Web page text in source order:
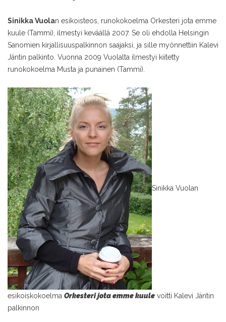
Sinikka Vuolan esikoisteos, runokokoelma Orkesteri jota emme
kuule (Tammi), ilmestyi keväällä 2007. Se oli ehdolla Helsingin
Sanomien kirjallisuuspalkinnon saajaksi, ja sille myönnettiin Kalevi
Jäntin palkinto. Vuonna 2009 Vuolalta ilmestyi kiitetty
runokokoelma Musta ja punainen (Tammi).
Sinikka Vuolan
esikoiskokoelma Orkesteri jota emme kuule voitti Kalevi Jäntin
palkinnon